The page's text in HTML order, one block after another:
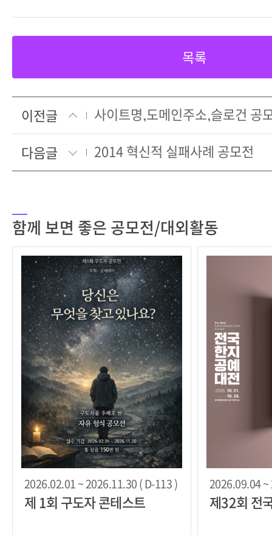
목록
이전글
사이트명,도메인주소,슬로건 공
다음글
2014 혁신적 실패사례 공모전
함께 보면 좋은 공모전/대외활동
2026.02.01 ~ 2026.11.30 ( D-113 )
제 1회 구도자 콘테스트
2026.09.04 ~
제32회 전